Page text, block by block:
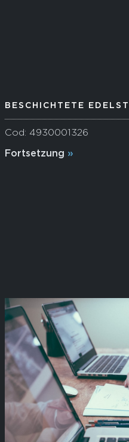
BESCHICHTETE
Cod: 4930001326
Fortsetzung